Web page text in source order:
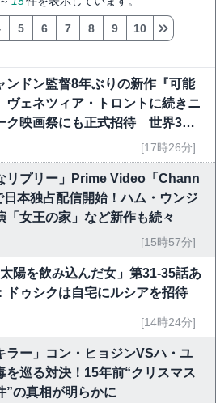
5 6 7 8 9 10
ンドン監督8年ぶりの新作『可能
ヴェネツィア・トロントに続きニ
ク映画祭にも正式招待 世界3大
[17時26分]
リプリー」Prime Video「Chann
本独占配信開始！ハム・ウンジ
「女王の家」など新作も続々
[15時57分]
陽を飲み込んだ女」第31-35話あ
ドゥシクは自宅にルシアを招待
[14時24分]
ラー」コン・ヒョジンVSハ・ユ
を巡る対決！15年前“クリスマス
”の真相が明らかに